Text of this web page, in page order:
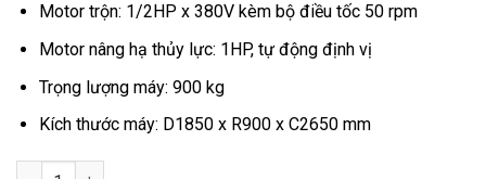
Motor trộn: 1/2HP x 380V kèm bộ điều tốc 50 rpm
Motor nâng hạ thủy lực: 1HP, tự động định vị
Trọng lượng máy: 900 kg
Kích thước máy: D1850 x R900 x C2650 mm
Máy nhũ hóa mỹ phẩm trộn chân không số lượng